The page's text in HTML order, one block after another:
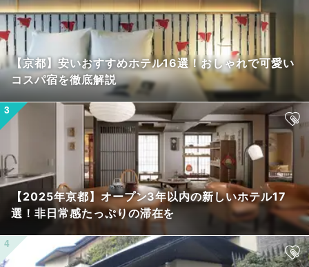
【京都】安いおすすめホテル16選！おしゃれで可愛い
コスパ宿を徹底解説
【2025年京都】オープン3年以内の新しいホテル17
選！非日常感たっぷりの滞在を